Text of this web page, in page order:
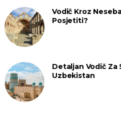
Vodič Kroz
Posjetiti?
Detaljan Vodič Za
Uzbekistan